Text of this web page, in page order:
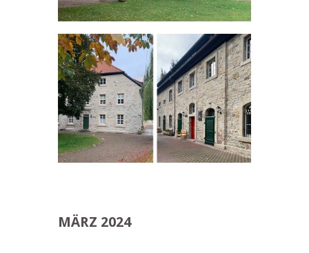
MÄRZ 2024